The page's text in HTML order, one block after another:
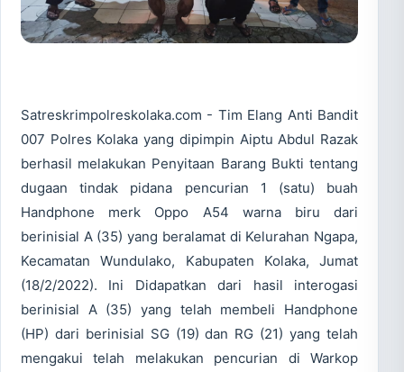
Satreskrimpolreskolaka.com - Tim Elang Anti Bandit
007 Polres Kolaka yang dipimpin Aiptu Abdul Razak
berhasil melakukan Penyitaan Barang Bukti tentang
dugaan tindak pidana pencurian 1 (satu) buah
Handphone merk Oppo A54 warna biru dari
berinisial A (35) yang beralamat di Kelurahan Ngapa,
Kecamatan Wundulako, Kabupaten Kolaka, Jumat
(18/2/2022). Ini Didapatkan dari hasil interogasi
berinisial A (35) yang telah membeli Handphone
(HP) dari berinisial SG (19) dan RG (21) yang telah
mengakui telah melakukan pencurian di Warkop